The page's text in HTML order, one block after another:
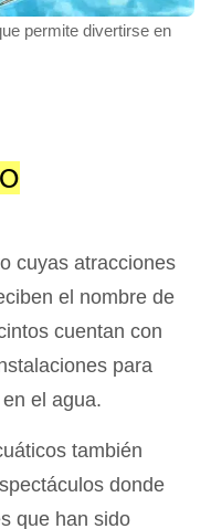
permite divertirse en
cuyas atracciones
el nombre de
cuentan con
para
el agua.
también
donde
que han sido